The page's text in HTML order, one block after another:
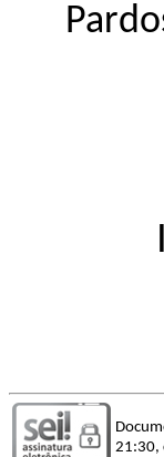
21:30,